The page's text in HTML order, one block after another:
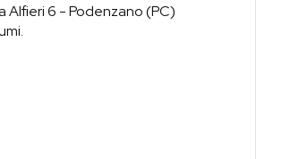
Alfieri 6 - Podenzano (PC)